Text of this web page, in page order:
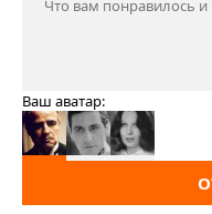
Ваш аватар: